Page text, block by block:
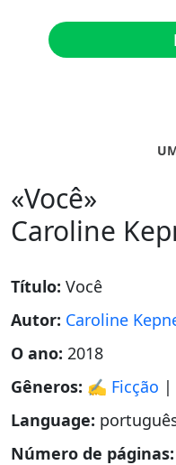
«Você»
Caroline
Título: Você
Autor: Caroline
O ano: 2018
Gêneros: ✍️ Ficção |
Language:
Número de páginas: